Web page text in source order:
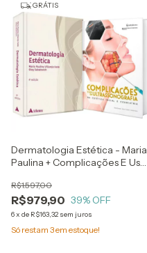
GRÁTIS
Dermatologia Estética - Maria
Paulina + Complicações E Uso
Estética Facial E Cosmiatria -
Gisele Donola
R$979,90
R$1.597,00
39% OFF
6x de R$163,32 sem juros
Só restam 3em estoque!